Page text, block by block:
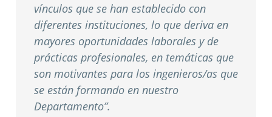
vínculos que se han establecido con
diferentes instituciones, lo que deriva en
mayores oportunidades laborales y de
prácticas profesionales, en temáticas que
son motivantes para los ingenieros/as que
se están formando en nuestro
Departamento”.